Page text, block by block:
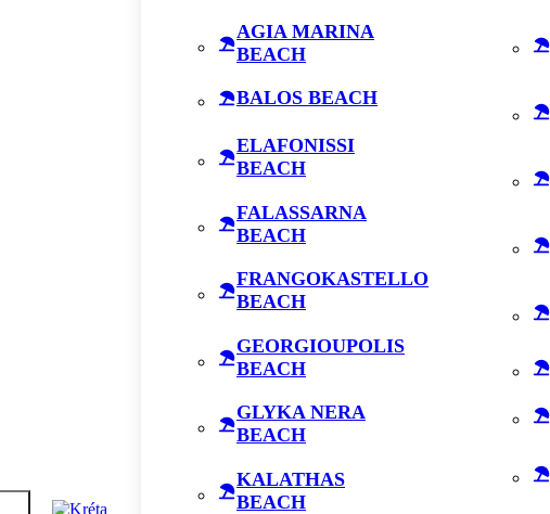
AGIA MARINA
BEACH
BALOS BEACH
ELAFONISSI
BEACH
FALASSARNA
BEACH
FRANGOKASTELLO
BEACH
GEORGIOUPOLIS
BEACH
GLYKA NERA
BEACH
KALATHAS
BEACH